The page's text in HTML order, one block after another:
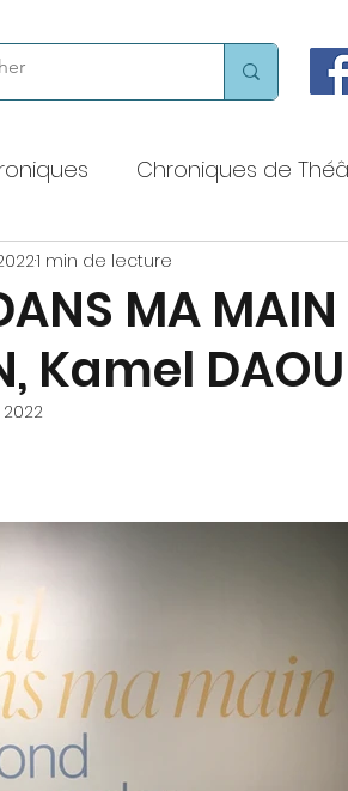
Chroniques de
haute Chroniques
littéraires Théâtres
MA
Kamel
1 min de lecture